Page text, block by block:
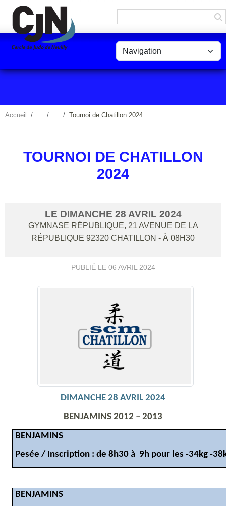
Accueil Tournoi de Chatillon 2024
TOURNOI DE CHATILLON
2024
LE DIMANCHE 28 AVRIL 2024
GYMNASE RÉPUBLIQUE, 21 AVENUE DE LA
RÉPUBLIQUE 92320 CHATILLON - À 08H30
PUBLIÉ LE 06 AVRIL 2024
DIMANCHE 28 AVRIL 2024
BENJAMINS 2012 – 2013
BENJAMINS
Pesée / Inscription : de 8h30 à 9h pour les -34kg -
BENJAMINS
Panneau de gestion des cookies